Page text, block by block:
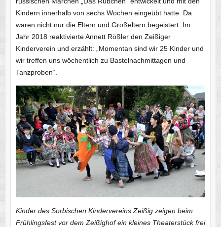
Kindern innerhalb von sechs Wochen eingeübt hatte. Da
waren nicht nur die Eltern und Großeltern begeistert. Im
Jahr 2018 reaktivierte Annett Rößler den Zeißiger
Kinderverein und erzählt: „Momentan sind wir 25 Kinder und
wir treffen uns wöchentlich zu Bastelnachmittagen und
Tanzproben“.
Kinder des Sorbischen Kindervereins Zeißig zeigen beim
Frühlingsfest vor dem Zeißighof ein kleines Theaterstück frei